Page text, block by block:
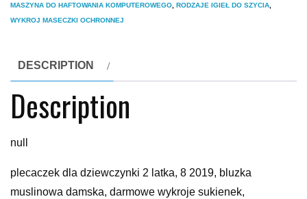
MASZYNA DO HAFTOWANIA KOMPUTEROWEGO RODZAJE IGIEŁ DO SZYCIA
WYKROJ MASECZKI OCHRONNEJ
DESCRIPTION
Description
null
plecaczek dla dziewczynki 2 latka, 8 2019, bluzka
muslinowa damska, darmowe wykroje sukienek,